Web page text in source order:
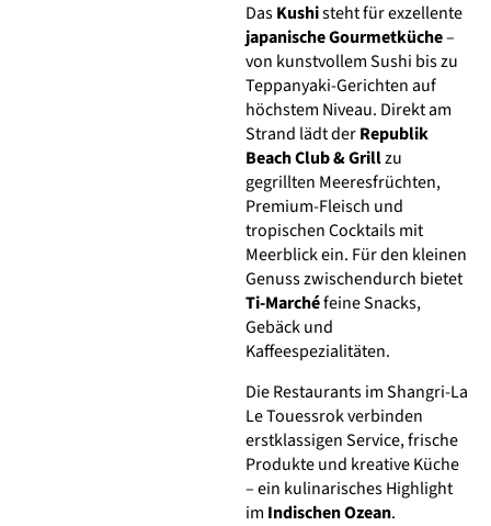
DasKushisteht für exzellente
japanische Gourmetküche–
von kunstvollem Sushi bis zu
Teppanyaki-Gerichten auf
höchstem Niveau. Direkt am
Strand lädt derRepublik
Beach Club & Grillzu
gegrillten Meeresfrüchten,
Premium-Fleisch und
tropischen Cocktails mit
Meerblick ein. Für den kleinen
Genuss zwischendurch bietet
Ti-Marchéfeine Snacks,
Gebäck und
Kaffeespezialitäten.
Die Restaurants im Shangri-La
Le Touessrok verbinden
erstklassigen Service, frische
Produkte und kreative Küche
– ein kulinarisches Highlight
im Indischen Ozean.